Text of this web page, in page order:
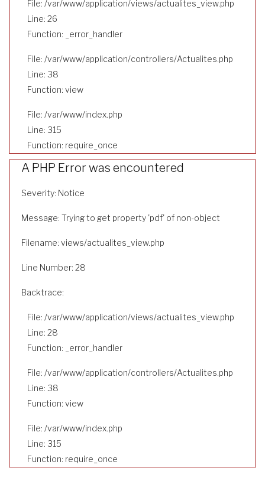
File: /var/www/application/views/actualites_view.php
Line: 26
Function: _error_handler
File: /var/www/application/controllers/Actualites.php
Line: 38
Function: view
File: /var/www/index.php
Line: 315
Function: require_once
A PHP Error was encountered
Severity: Notice
Message: Trying to get property 'pdf' of non-object
Filename: views/actualites_view.php
Line Number: 28
Backtrace:
File: /var/www/application/views/actualites_view.php
Line: 28
Function: _error_handler
File: /var/www/application/controllers/Actualites.php
Line: 38
Function: view
File: /var/www/index.php
Line: 315
Function: require_once